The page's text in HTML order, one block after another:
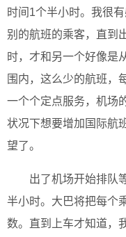
时间1个半小时。我很
别的航班的乘客，直到
时，才和另一个好像是
围内，这么少的航班，
一个个定点服务，机场
状况下想要增加国际航
望了。
出了机场开始排队
半小时。大巴将把每个
数。直到上车才知道，